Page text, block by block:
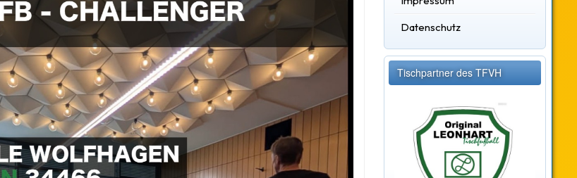
Datenschutz
Tischpartner des TFVH